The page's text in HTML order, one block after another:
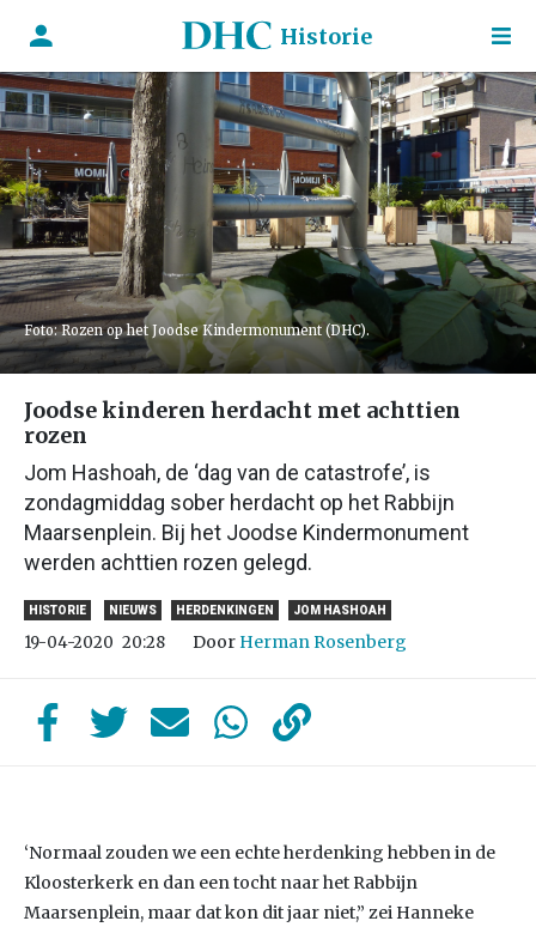
Historie
Foto: Rozen op het Joodse Kindermonument (DHC).
Joodse kinderen herdacht met achttien
rozen
Jom Hashoah, de ‘dag van de catastrofe’, is
zondagmiddag sober herdacht op het Rabbijn
Maarsenplein. Bij het Joodse Kindermonument
werden achttien rozen gelegd.
HISTORIE NIEUWS HERDENKINGEN JOM HASHOAH
19-04-2020 20:28 Door Herman Rosenberg
‘Normaal zouden we een echte herdenking hebben in de
Kloosterkerk en dan een tocht naar het Rabbijn
Maarsenplein, maar dat kon dit jaar niet,” zei Hanneke